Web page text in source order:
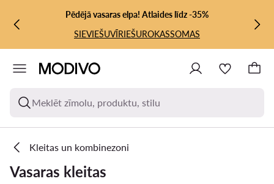
PĀRIET UZ GALVENO SATURU
PĀRIET UZ MEKLĒŠANUPēdējā vasaras elpa! Atlaides līdz -35%
SIEVIEŠUVĪRIEŠUROKASSOMAS
Meklēt zīmolu, produktu, stilu
Kleitas un kombinezoni
Vasaras kleitas